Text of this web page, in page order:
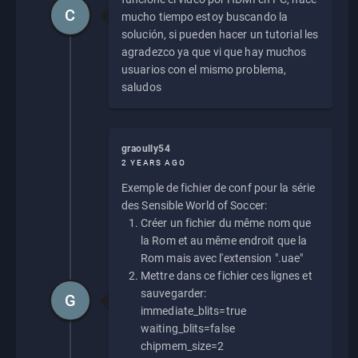
mucho tiempo estoy buscando la
solución, si pueden hacer un tutorial les
agradezco ya que vi que hay muchos
usuarios con el mismo problema,
saludos
C
graoully54
2 YEARS AGO
Exemple de fichier de conf pour la série
des Sensible World of Soccer:
Créer un fichier du même nom que
la Rom et au même endroit que la
Rom mais avec l'extension ".uae"
Mettre dans ce fichier ces lignes et
sauvegarder:
immediate_blits=true
waiting_blits=false
chipmem_size=2
G